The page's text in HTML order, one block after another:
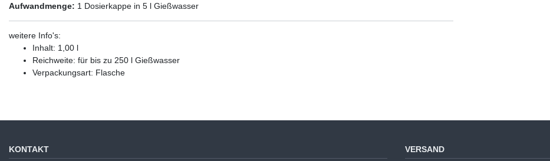
Aufwandmenge: 1 Dosierkappe in 5 l Gießwasser
weitere Info's:
Inhalt: 1,00 l
Reichweite: für bis zu 250 l Gießwasser
Verpackungsart: Flasche
KONTAKT VERSAND